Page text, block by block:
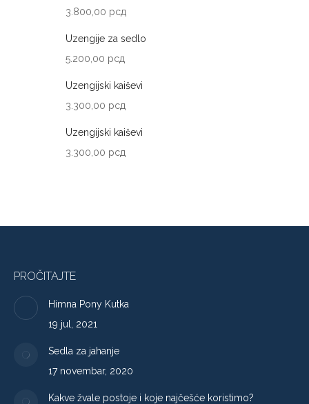
3.800,00 рсд
Uzengije za sedlo
5.200,00 рсд
Uzengijski kaiševi
3.300,00 рсд
Uzengijski kaiševi
3.300,00 рсд
PROČITAJTE
Himna Pony Kutka
19 jul, 2021
Sedla za jahanje
17 novembar, 2020
Kakve žvale postoje i koje najčešće koristimo?